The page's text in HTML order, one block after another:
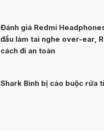
Đánh giá Redmi
đầu làm tai nghe over-ear,
cách đi an toàn
Shark Bình bị cáo buộc rửa